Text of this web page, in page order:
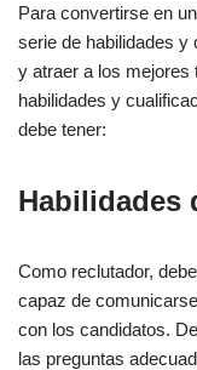
Para convertirse en
serie de habilidades y
y atraer a los mejores
habilidades y
debe tener:
Habilidades
Como reclutador,
capaz de
con los candidatos.
las preguntas